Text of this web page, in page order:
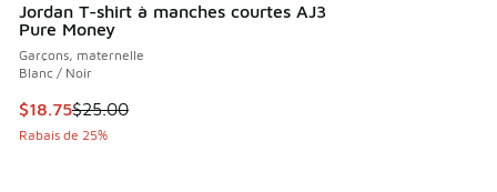
Jordan T-shirt à manches courtes AJ3
Pure Money
Garçons, maternelle
Blanc / Noir
Cet article est en solde. Le prix est passé de $25.00 à
$18.75$25.00
Rabais de 25%